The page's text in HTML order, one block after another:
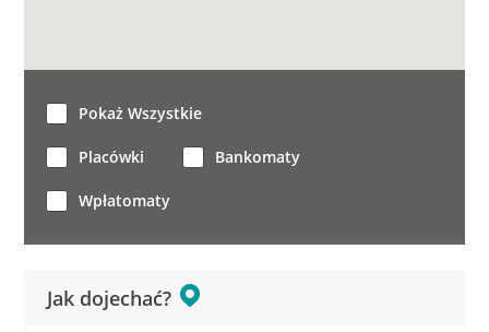
Jak dojechać?
Pokaż Wszystkie
Placówki Bankomaty
Wpłatomaty